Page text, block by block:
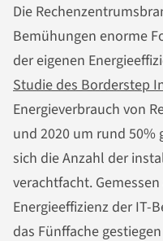
Die
Bemühungen enorme
der eigenen
Studie des Borderstep
Energieverbrauch von
und 2020 um rund 50%
sich die Anzahl der
verachtfacht.
Energieeffizienz der IT-
das Fünffache gestiegen